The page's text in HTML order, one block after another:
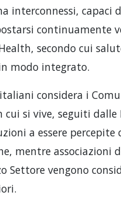
interconnessi, capaci
continuamente
secondo cui
modo integrato.
considera i
si vive, seguiti dalle
a essere percepite
mentre associazioni
Settore vengono